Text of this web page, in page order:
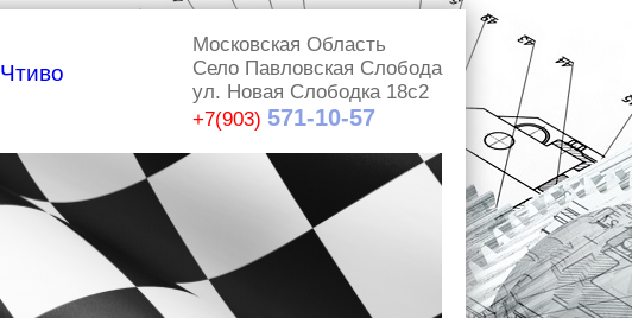
Чтиво
Московская Область
Село Павловская Слобода
ул. Новая Слободка 18с2
+7(903) 571-10-57